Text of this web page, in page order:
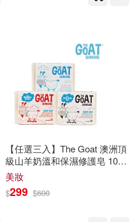
范棟等(1)
、楊宏仁
究創新團隊
軒(1)
【任選三入】The Goat 澳洲頂
級山羊奶溫和保濕修護皂 100g
(任選8種味道) 原味+麥盧卡蜂
蜜+奇亞籽
美妝
$299 $600